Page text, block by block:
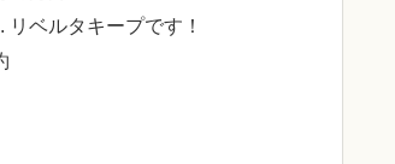
リベルタキープです！